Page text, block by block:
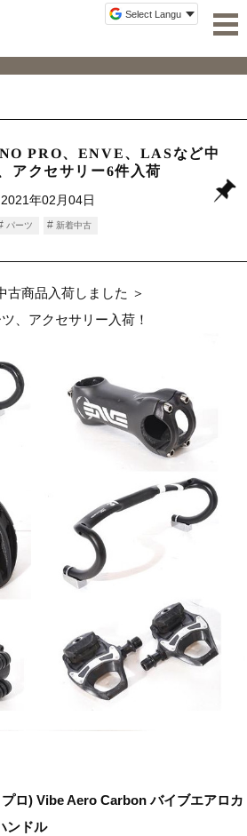
PRO、ENVE、LASなど中
アクセサリー6件入荷
2021年02月04日
パーツ 新着中古
古商品入荷しました ＞
、アクセサリー入荷！
ロ) Vibe Aero Carbon バイブエアロカ
ンドル